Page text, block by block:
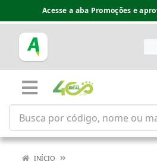
Acesse a aba Promoções e
INÍCIO